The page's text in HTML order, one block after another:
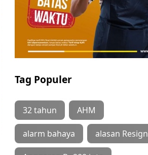
Tag Populer
32 tahun AHM
alarm bahaya alasan Resign